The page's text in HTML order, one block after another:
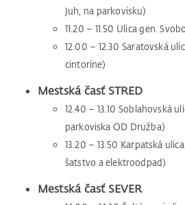
Juh, na parkovisku)
11.20 – 11.50 Ulica gen.
12.00 – 12.30 Saratovská
cintoríne)
Mestská časť STRED
12.40 – 13.10 Soblahovská
parkoviska OD Družba)
13.20 – 13.50 Karpatská
šatstvo a elektroodpad)
Mestská časť SEVER